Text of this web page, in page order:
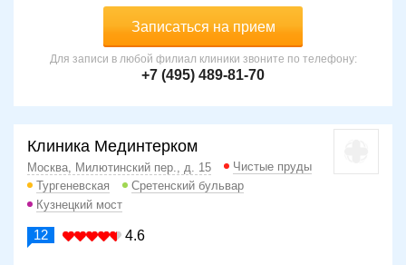
Записаться на прием
Для записи в любой филиал клиники звоните по телефону:
+7 (495) 489-81-70
Клиника Мединтерком
Москва, Милютинский пер., д. 15
Чистые пруды
Тургеневская
Сретенский бульвар
Кузнецкий мост
12 4.6